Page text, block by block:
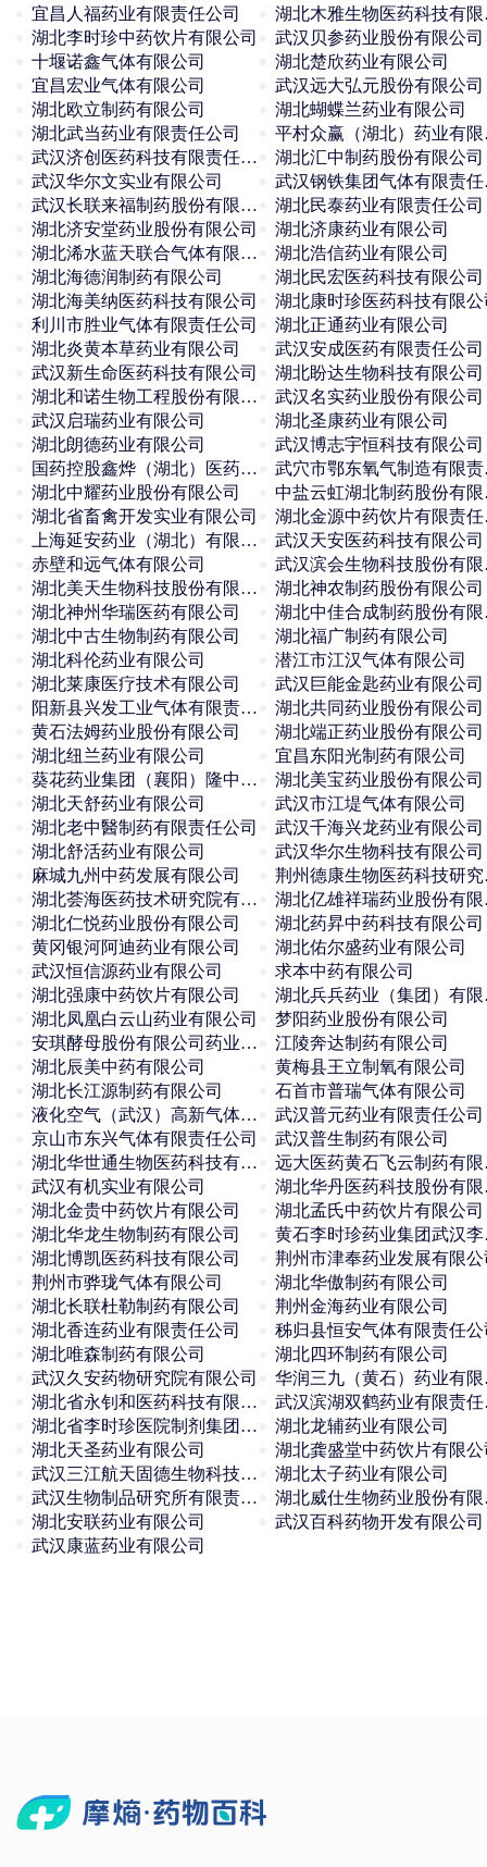
宜昌人福药业有限责任公司
湖
湖北李时珍中药饮片有限公司
武汉贝参药业股份有限公司
十堰诺鑫气体有限公司
湖北楚欣药业有限公司
宜昌宏业气体有限公司
武汉远大弘元股份有限公司
湖北欧立制药有限公司
湖北蝴蝶兰药业有限公司
湖北武当药业有限责任公司
平
武汉济创医药科技有限责任公司
湖北汇中制药股份有限公司
武汉华尔文实业有限公司
武
武汉长联来福制药股份有限公司
湖北民泰药业有限责任公司
湖北济安堂药业股份有限公司
湖北济康药业有限公司
湖北浠水蓝天联合气体有限公司
湖北浩信药业有限公司
湖北海德润制药有限公司
湖北民宏医药科技有限公司
湖北海美纳医药科技有限公司
湖北康时珍医药科技有限公
利川市胜业气体有限责任公司
湖北正通药业有限公司
湖北炎黄本草药业有限公司
武汉安成医药有限责任公司
武汉新生命医药科技有限公司
湖北盼达生物科技有限公司
湖北和诺生物工程股份有限公司
武汉名实药业股份有限公司
武汉启瑞药业有限公司
湖北圣康药业有限公司
湖北朗德药业有限公司
武汉博志宇恒科技有限公司
国药控股鑫烨（湖北）医药有限公司
武
湖北中耀药业股份有限公司
中
湖北省畜禽开发实业有限公司
湖
上海延安药业（湖北）有限公司
武汉天安医药科技有限公司
赤壁和远气体有限公司
武
湖北美天生物科技股份有限公司
湖北神农制药股份有限公司
湖北神州华瑞医药有限公司
湖
湖北中古生物制药有限公司
湖北福广制药有限公司
湖北科伦药业有限公司
潜江市江汉气体有限公司
湖北莱康医疗技术有限公司
武汉巨能金匙药业有限公司
阳新县兴发工业气体有限责任公司
湖北共同药业股份有限公司
黄石法姆药业股份有限公司
湖北端正药业股份有限公司
湖北纽兰药业有限公司
宜昌东阳光制药有限公司
葵花药业集团（襄阳）隆中有限公司
湖北美宝药业股份有限公司
湖北天舒药业有限公司
武汉市江堤气体有限公司
湖北老中醫制药有限责任公司
武汉千海兴龙药业有限公司
湖北舒活药业有限公司
武汉华尔生物科技有限公司
麻城九州中药发展有限公司
荆
湖北荟海医药技术研究院有限公司
湖
湖北仁悦药业股份有限公司
湖北药昇中药科技有限公司
黄冈银河阿迪药业有限公司
湖北佑尔盛药业有限公司
武汉恒信源药业有限公司
求本中药有限公司
湖北强康中药饮片有限公司
湖
湖北凤凰白云山药业有限公司
梦阳药业股份有限公司
安琪酵母股份有限公司药业分公司
江陵奔达制药有限公司
湖北辰美中药有限公司
黄梅县王立制氧有限公司
湖北长江源制药有限公司
石首市普瑞气体有限公司
液化空气（武汉）高新气体有限公司
武汉普元药业有限责任公司
京山市东兴气体有限责任公司
武汉普生制药有限公司
湖北华世通生物医药科技有限公司
远
武汉有机实业有限公司
湖
湖北金贵中药饮片有限公司
湖北孟氏中药饮片有限公司
湖北华龙生物制药有限公司
黄
湖北博凯医药科技有限公司
荆州市津奉药业发展有限公
荆州市骅珑气体有限公司
湖北华傲制药有限公司
湖北长联杜勒制药有限公司
荆州金海药业有限公司
湖北香连药业有限责任公司
秭归县恒安气体有限责任公
湖北唯森制药有限公司
湖北四环制药有限公司
武汉久安药物研究院有限公司
华
湖北省永钊和医药科技有限公司
武
湖北省李时珍医院制剂集团中药产业有限公司
湖北龙辅药业有限公司
湖北天圣药业有限公司
湖北龚盛堂中药饮片有限公
武汉三江航天固德生物科技有限公司
湖北太子药业有限公司
武汉生物制品研究所有限责任公司
湖
湖北安联药业有限公司
武汉百科药物开发有限公司
武汉康蓝药业有限公司